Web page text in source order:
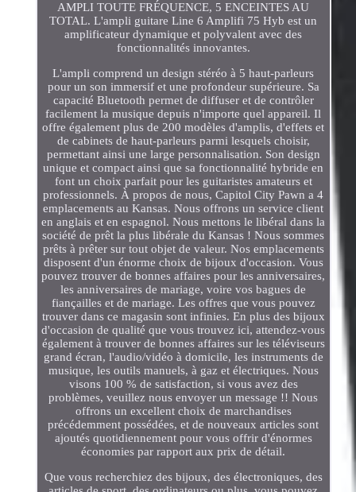
AMPLI TOUTE FRÉQUENCE, 5 ENCEINTES AU
TOTAL. L'ampli guitare Line 6 Amplifi 75 Hyb est un
amplificateur dynamique et polyvalent avec des
fonctionnalités innovantes.
L'ampli comprend un design stéréo à 5 haut-parleurs
pour un son immersif et une profondeur supérieure. Sa
capacité Bluetooth permet de diffuser et de contrôler
facilement la musique depuis n'importe quel appareil. Il
offre également plus de 200 modèles d'amplis, d'effets et
de cabinets de haut-parleurs parmi lesquels choisir,
permettant ainsi une large personnalisation. Son design
unique et compact ainsi que sa fonctionnalité hybride en
font un choix parfait pour les guitaristes amateurs et
professionnels. À propos de nous, Capitol City Pawn a 4
emplacements au Kansas. Nous offrons un service client
en anglais et en espagnol. Nous mettons le libéral dans la
société de prêt la plus libérale du Kansas ! Nous sommes
prêts à prêter sur tout objet de valeur. Nos emplacements
disposent d'un énorme choix de bijoux d'occasion. Vous
pouvez trouver de bonnes affaires pour les anniversaires,
les anniversaires de mariage, voire vos bagues de
fiançailles et de mariage. Les offres que vous pouvez
trouver dans ce magasin sont infinies. En plus des bijoux
d'occasion de qualité que vous trouvez ici, attendez-vous
également à trouver de bonnes affaires sur les téléviseurs
grand écran, l'audio/vidéo à domicile, les instruments de
musique, les outils manuels, à gaz et électriques. Nous
visons 100 % de satisfaction, si vous avez des
problèmes, veuillez nous envoyer un message !! Nous
offrons un excellent choix de marchandises
précédemment possédées, et de nouveaux articles sont
ajoutés quotidiennement pour vous offrir d'énormes
économies par rapport aux prix de détail.
Que vous recherchiez des bijoux, des électroniques, des